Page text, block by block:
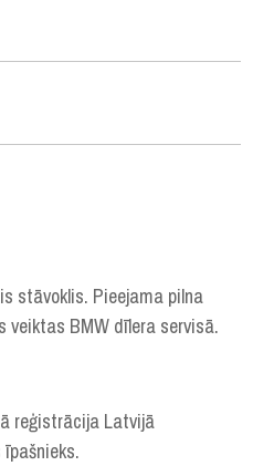
stāvoklis. Pieejama pilna
veiktas BMW dīlera servisā.
reģistrācija Latvijā